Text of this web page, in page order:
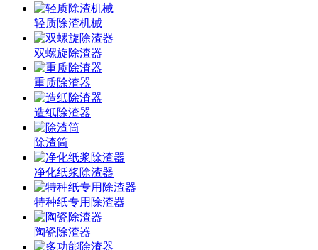
轻质除渣机械
双螺旋除渣器
重质除渣器
造纸除渣器
除渣筒
净化纸浆除渣器
特种纸专用除渣器
陶瓷除渣器